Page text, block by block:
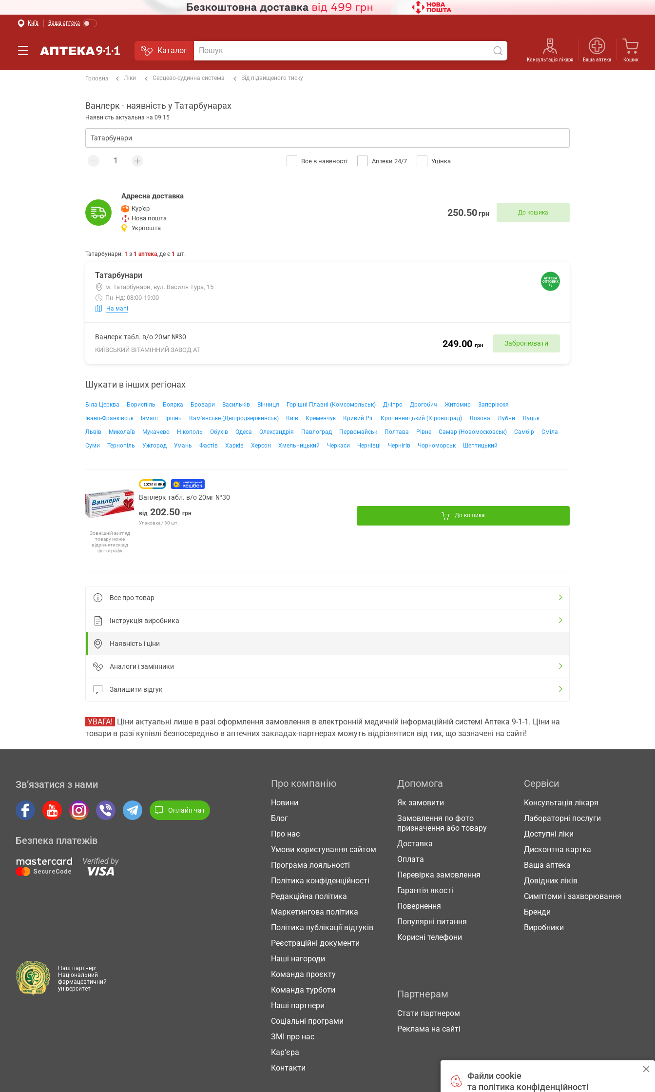
Київ Ваша аптека
Каталог
Консультація лікаря Ваша аптека Кошик
Головна Ліки Серцево-судинна система Від підвищеного тиску
Ванлерк - наявність у Татарбунарах
Наявність актуальна на 09:15
Все в наявності Аптеки 24/7 Уцінка
Адресна доставка
Кур'єр
Нова пошта
Укрпошта
250.50грн До кошика
Татарбунари: 1 з 1 аптека, де є 1 шт.
Татарбунари
м. Татарбунари, вул. Василя Тура, 15
Пн-Нд: 08:00-19:00
На мапі
Ванлерк табл. в/о 20мг №30
КИЇВСЬКИЙ ВІТАМІННИЙ ЗАВОД АТ
249.00 грн Забронювати
Шукати в інших регіонах
Біла Церква Бориспіль Боярка Бровари Васильків Вінниця Горішні Плавні (Комсомольськ) Дніпро Дрогобич Житомир
Запоріжжя
Івано-Франківськ
Ізмаїл Ірпінь Кам'янське (Дніпродзержинськ) Київ Кременчук Кривий Ріг Кропивницький (Кіровоград) Лозова Лубни
Луцьк
Львів
Миколаїв Мукачево Нікополь Обухів Одеса Олександрія Павлоград Первомайськ Полтава Рівне Самар (Новомосковськ) Самбір
Сміла
Суми
Тернопіль Ужгород Умань Фастів Харків Херсон Хмельницький Черкаси Чернівці Чернігів Чорноморськ Шептицький
Зовнішній вигляд
товару може
відрізнятися від
фотографії
Ванлерк табл. в/о 20мг №30
від 202.50 грн
Упаковка / 30 шт.
До кошика
Все про товар
Інструкція виробника
Наявність і ціни
Аналоги і замінники
Залишити відгук
УВАГА! Ціни актуальні лише в разі оформлення замовлення в електронній медичній інформаційній системі Аптека 9-1-1. Ціни на
товари в разі купівлі безпосередньо в аптечних закладах-партнерах можуть відрізнятися від тих, що зазначені на сайті!
Зв’язатися з нами
Онлайн чат
Безпека платежів
Про компанію
Новини
Блог
Про нас
Умови користування сайтом
Програма лояльності
Політика конфіденційності
Редакційна політика
Маркетингова політика
Політика публікації відгуків
Реєстраційні документи
Наші нагороди
Команда проєкту
Команда турботи
Наші партнери
Соціальні програми
ЗМІ про нас
Кар'єра
Контакти
Допомога
Як замовити
Замовлення по фото
призначення або товару
Доставка
Оплата
Перевірка замовлення
Гарантія якості
Повернення
Популярні питання
Корисні телефони
Сервіси
Консультація лікаря
Лабораторні послуги
Доступні ліки
Дисконтна картка
Ваша аптека
Довідник ліків
Симптоми і захворювання
Бренди
Виробники
Партнерам
Стати партнером
Реклама на сайті
Наш партнер:
Національний
фармацевтичний
університет
Файли cookie
та політика конфіденційності